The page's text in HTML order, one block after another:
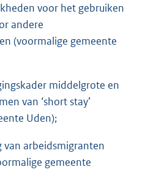
voor het gebruiken
andere
(voormalige gemeente
middelgrote en
van ‘short stay’
Uden);
van arbeidsmigranten
gemeente